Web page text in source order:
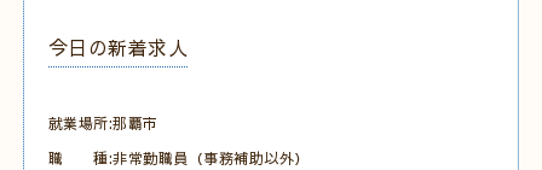
今日の新着求人
就業場所:那覇市
職 種:非常勤職員（事務補助以外）